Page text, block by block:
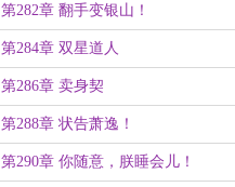
第282章 翻手变银山！
第284章 双星道人
第286章 卖身契
第288章 状告萧逸！
第290章 你随意，朕睡会儿！